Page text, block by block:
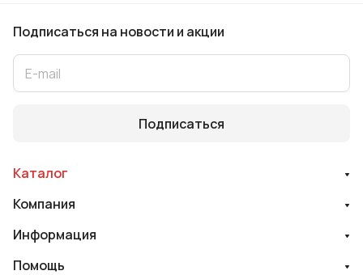
Подписаться на новости и акции
Подписаться
Каталог
Компания
Информация
Помощь